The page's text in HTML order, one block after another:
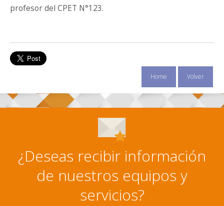
profesor del CPET N°123.
Home Volver
¿Deseas recibir información
de nuestros equipos y
servicios?